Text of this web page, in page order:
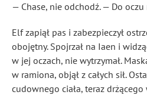
— Chase, nie odchodź. — Do oczu
Elf zapiął pas i zabezpieczył
obojętny. Spojrzał na Iaen i
w jej oczach, nie wytrzymał.
w ramiona, objął z całych sił.
cudownego ciała, teraz